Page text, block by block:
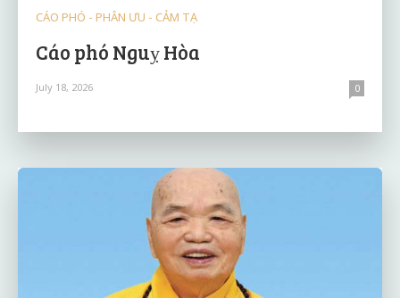
CÁO PHÓ - PHÂN ƯU - CẢM TẠ
Cáo phó Nguỵ Hòa
July 18, 2026 0